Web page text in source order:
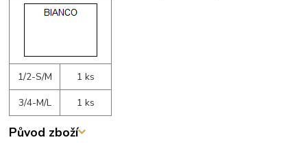
1/2-S/M
1 ks
3/4-M/L
1 ks
Původ zboží